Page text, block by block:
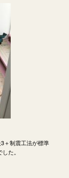
制震工法が標準
た。